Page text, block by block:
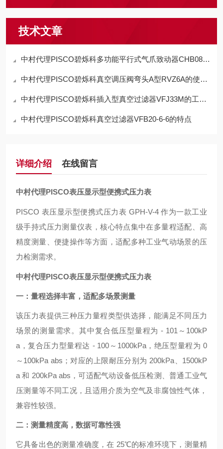
技术文章
中村代理PISCO碧烁科多功能平行式气爪致动器CHB08-D特点
中村代理PISCO碧烁科真空调压阀弯头A型RVZ6A的使用方法
中村代理PISCO碧烁科插入型真空过滤器VFJ33M的工作原理
中村代理PISCO碧烁科真空过滤器VFB20-6-6的特点
详细介绍 在线留言
中村代理PISCO表压显示型便携式压力表
PISCO 表压显示型便携式压力表 GPH-V-4 作为一款工业
级手持式压力测量仪表，核心特点集中在多量程适配、高
精度测量、便捷操作等方面，适配多种工业气动场景的压
力检测需求。
中村代理PISCO表压显示型便携式压力表
一：量程选择丰富，适配多场景测量
该压力表提供三种压力量程类型供选择，能满足不同压力
场景的测量需求。其中复合低压型量程为 - 101～100kP
a，复合压力型量程达 - 100～1000kPa，绝压型量程为 0
～100kPa abs；对应的上限耐压分别为 200kPa、1500kP
a 和 200kPa abs，可适配气动设备低压检测、普通工业气
压测量等不同工况，且适用介质为空气及非腐蚀性气体，
兼容性较强。
二：测量精度高，数据可靠性强
它具备出色的测量准确度，在 25℃的标准环境下，测量精